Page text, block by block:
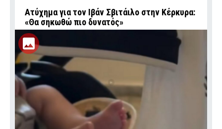
Ατύχημα για τον Ιβάν Σβιτάιλο στην Κέρκυρα:
«Θα σηκωθώ πιο δυνατός»